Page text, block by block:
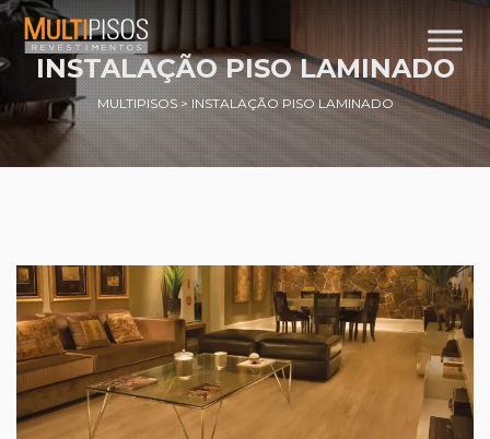
INSTALAÇÃO PISO LAMINADO
MULTIPISOS> INSTALAÇÃO PISO LAMINADO